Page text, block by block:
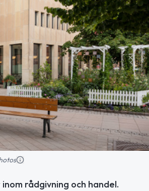
rådgivning och handel.